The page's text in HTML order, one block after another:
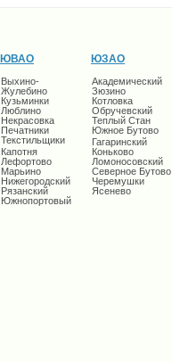
ЮВАО
Выхино-
Жулебино
Кузьминки
Люблино
Некрасовка
Печатники
Текстильщики
Капотня
Лефортово
Марьино
Нижегородский
Рязанский
Южнопортовый
ЮЗАО
Академический
Зюзино
Котловка
Обручевский
Теплый Стан
Южное Бутово
Гагаринский
Коньково
Ломоносовский
Северное Бутово
Черемушки
Ясенево